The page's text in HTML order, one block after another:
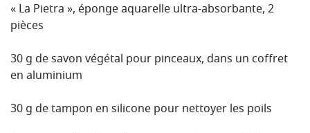
« La Pietra », éponge aquarelle ultra-absorbante, 2
pièces
30 g de savon végétal pour pinceaux, dans un coffret
en aluminium
30 g de tampon en silicone pour nettoyer les poils